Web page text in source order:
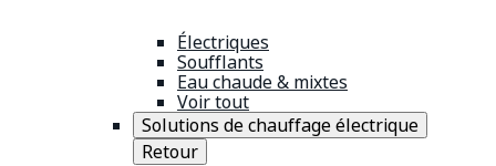
Électriques
Soufflants
Eau chaude & mixtes
Voir tout
Solutions de chauffage électrique
Retour